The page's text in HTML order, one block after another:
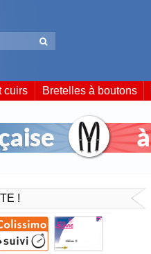
cuirs Bretelles à boutons
!